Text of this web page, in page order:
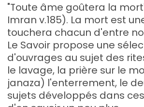
"Toute âme goûtera la
Imran v.185). La mort est
touchera chacun d'entre
Le Savoir propose une
d'ouvrages au sujet des
le lavage, la prière sur le
janaza) l'enterrement, le
sujets développés dans